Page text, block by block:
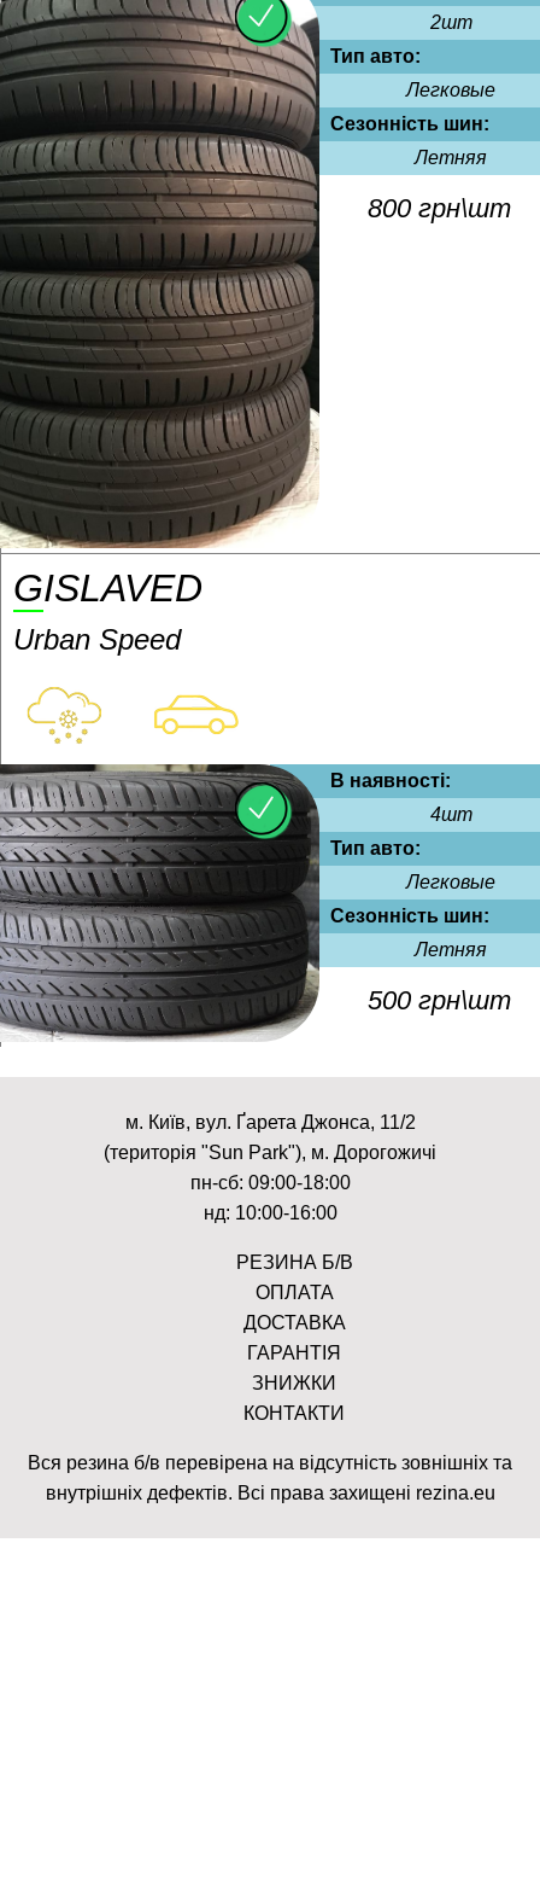
2шт
Тип авто:
Легковые
Сезонність шин:
Летняя
800 грн\шт
GISLAVED
Urban Speed
В наявності:
4шт
Тип авто:
Легковые
Сезонність шин:
Летняя
500 грн\шт
м. Київ, вул. Ґарета Джонса, 11/2
(територія "Sun Park"), м. Дорогожичі
пн-сб: 09:00-18:00
нд: 10:00-16:00
РЕЗИНА Б/В
ОПЛАТА
ДОСТАВКА
ГАРАНТІЯ
ЗНИЖКИ
КОНТАКТИ
Вся резина б/в перевірена на відсутність зовнішніх та
внутрішніх дефектів. Всі права захищені rezina.eu